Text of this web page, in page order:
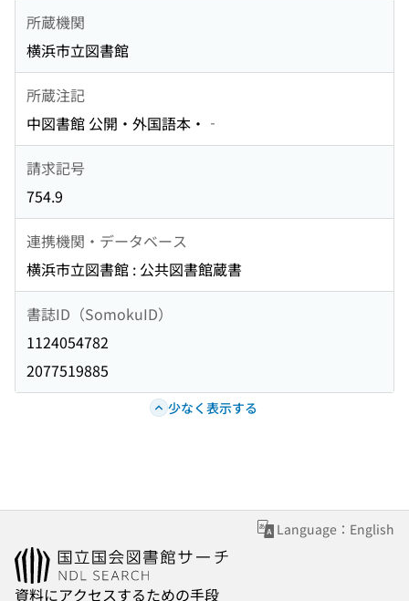
所蔵機関
横浜市立図書館
所蔵注記
中図書館 公開・外国語本・‐
請求記号
754.9
連携機関・データベース
横浜市立図書館 : 公共図書館蔵書
書誌ID（SomokuID）
1124054782
2077519885
少なく表示する
Language：English
資料にアクセスするための手段